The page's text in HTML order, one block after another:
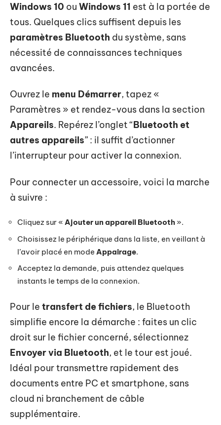
Windows 10 ou Windows 11 est à la portée de
tous. Quelques clics suffisent depuis les
paramètres Bluetooth du système, sans
nécessité de connaissances techniques
avancées.
Ouvrez le menu Démarrer, tapez «
Paramètres » et rendez-vous dans la section
Appareils. Repérez l’onglet “Bluetooth et
autres appareils” : il suffit d’actionner
l’interrupteur pour activer la connexion.
Pour connecter un accessoire, voici la marche
à suivre :
Cliquez sur « Ajouter un appareil Bluetooth ».
Choisissez le périphérique dans la liste, en veillant à
l’avoir placé en mode Appairage.
Acceptez la demande, puis attendez quelques
instants le temps de la connexion.
Pour le transfert de fichiers, le Bluetooth
simplifie encore la démarche : faites un clic
droit sur le fichier concerné, sélectionnez
Envoyer via Bluetooth, et le tour est joué.
Idéal pour transmettre rapidement des
documents entre PC et smartphone, sans
cloud ni branchement de câble
supplémentaire.